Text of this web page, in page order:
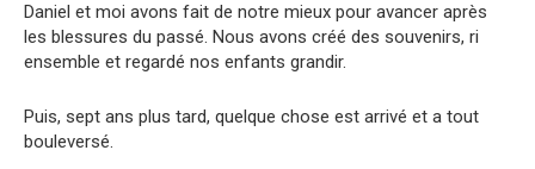
Daniel et moi avons fait de notre mieux pour avancer après
les blessures du passé. Nous avons créé des souvenirs, ri
ensemble et regardé nos enfants grandir.
Puis, sept ans plus tard, quelque chose est arrivé et a tout
bouleversé.